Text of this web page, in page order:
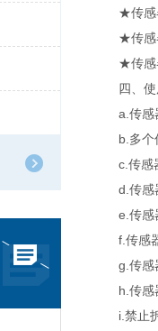
★传感器
★传感器
★传感器
四、使
a.传感器
b.多个传
c.传感器
d.传感器
e.传感器
f.传感器
g.传感器
h.传感器
i.禁止拆